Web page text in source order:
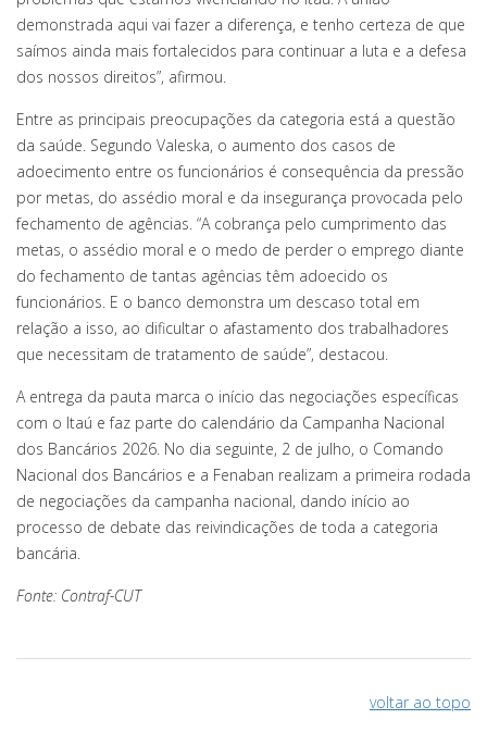
demonstrada aqui vai fazer a diferença, e tenho certeza de que
saímos ainda mais fortalecidos para continuar a luta e a defesa
dos nossos direitos”, afirmou.
Entre as principais preocupações da categoria está a questão
da saúde. Segundo Valeska, o aumento dos casos de
adoecimento entre os funcionários é consequência da pressão
por metas, do assédio moral e da insegurança provocada pelo
fechamento de agências. “A cobrança pelo cumprimento das
metas, o assédio moral e o medo de perder o emprego diante
do fechamento de tantas agências têm adoecido os
funcionários. E o banco demonstra um descaso total em
relação a isso, ao dificultar o afastamento dos trabalhadores
que necessitam de tratamento de saúde”, destacou.
A entrega da pauta marca o início das negociações específicas
com o Itaú e faz parte do calendário da Campanha Nacional
dos Bancários 2026. No dia seguinte, 2 de julho, o Comando
Nacional dos Bancários e a Fenaban realizam a primeira rodada
de negociações da campanha nacional, dando início ao
processo de debate das reivindicações de toda a categoria
bancária.
Fonte: Contraf-CUT
voltar ao topo